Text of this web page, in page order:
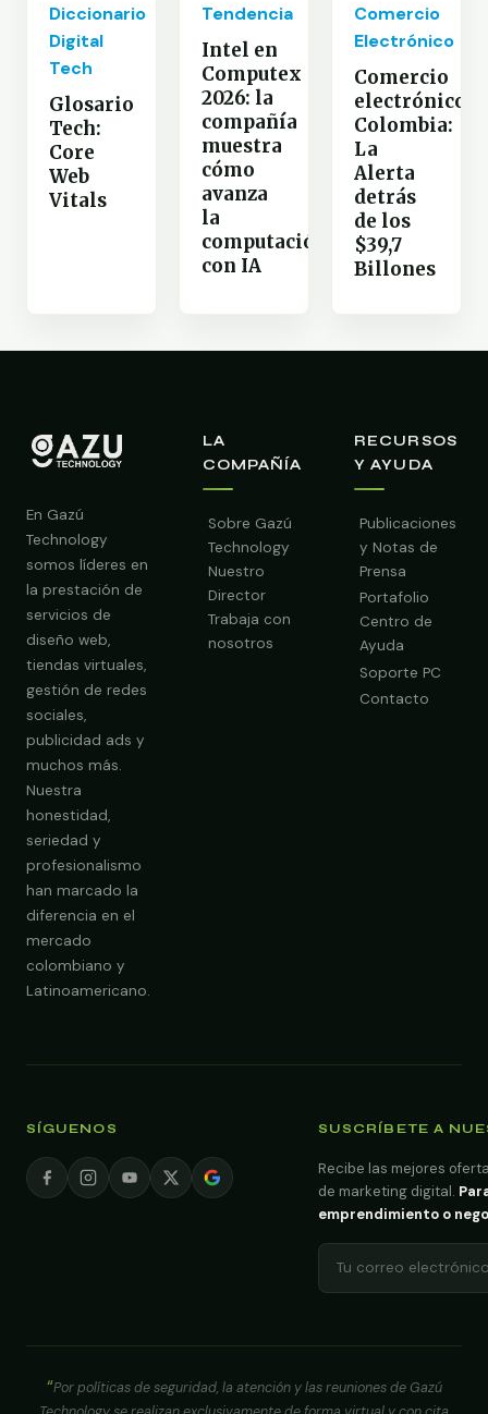
Diccionario
Digital
Tech
Glosario
Tech:
Core
Web
Vitals
Tendencia
Intel en
Computex
2026: la
compañía
muestra
cómo
avanza
la
computación
con IA
Comercio
Electrónico
Comercio
electrónico
Colombia:
La
Alerta
detrás
de los
$39,7
Billones
En Gazú
Technology
somos líderes en
la prestación de
servicios de
diseño web,
tiendas virtuales,
gestión de redes
sociales,
publicidad ads y
muchos más.
Nuestra
honestidad,
seriedad y
profesionalismo
han marcado la
diferencia en el
mercado
colombiano y
Latinoamericano.
LA
COMPAÑÍA
Sobre Gazú
Technology
Nuestro
Director
Trabaja con
nosotros
RECURSOS
Y AYUDA
Publicaciones
y Notas de
Prensa
Portafolio
Centro de
Ayuda
Soporte PC
Contacto
SÍGUENOS SUSCRÍBETE A
Recibe las mejores
de marketing digital.
emprendimiento o
Por políticas de seguridad, la atención y las reuniones de Gazú